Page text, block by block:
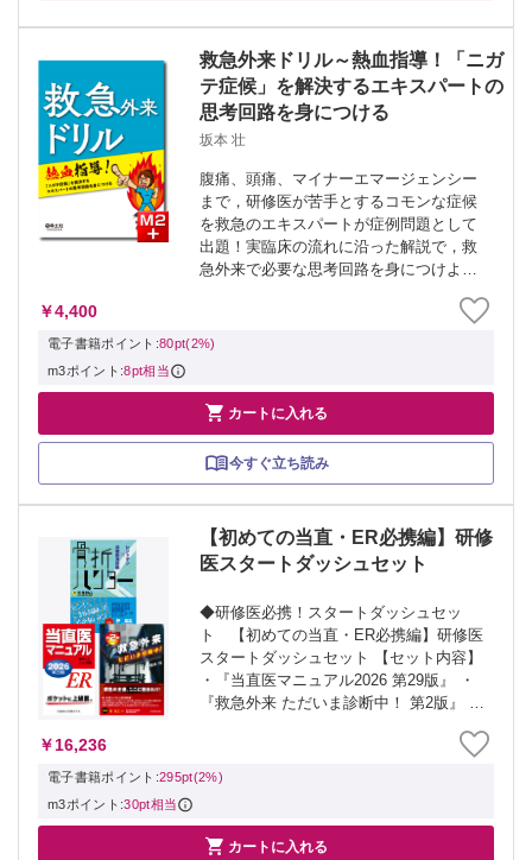
救急外来ドリル～熱血指導！「ニガ
テ症候」を解決するエキスパートの
思考回路を身につける
坂本 壮
腹痛、頭痛、マイナーエマージェンシー
まで，研修医が苦手とするコモンな症候
を救急のエキスパートが症例問題として
出題！実臨床の流れに沿った解説で，救
急外来で必要な思考回路を身につけよ
製品のご購入後、「購入済ライセンス一
覧」より、オンライン環境で閲覧可能な
￥4,400
電子書籍ポイント:80pt(2%)
m3ポイント:8pt相当
 カートに入れる
今すぐ立ち読み
【初めての当直・ER必携編】研修
医スタートダッシュセット
◆研修医必携！スタートダッシュセッ
ト 【初めての当直・ER必携編】研修医
スタートダッシュセット 【セット内容】
・『当直医マニュアル2026 第29版』 ・
『救急外来 ただいま診断中！ 第2版』 ・
医』 ◆1,804円OFFの特別価格 セット商
品の総額：18,0...
￥16,236
電子書籍ポイント:295pt(2%)
m3ポイント:30pt相当
 カートに入れる